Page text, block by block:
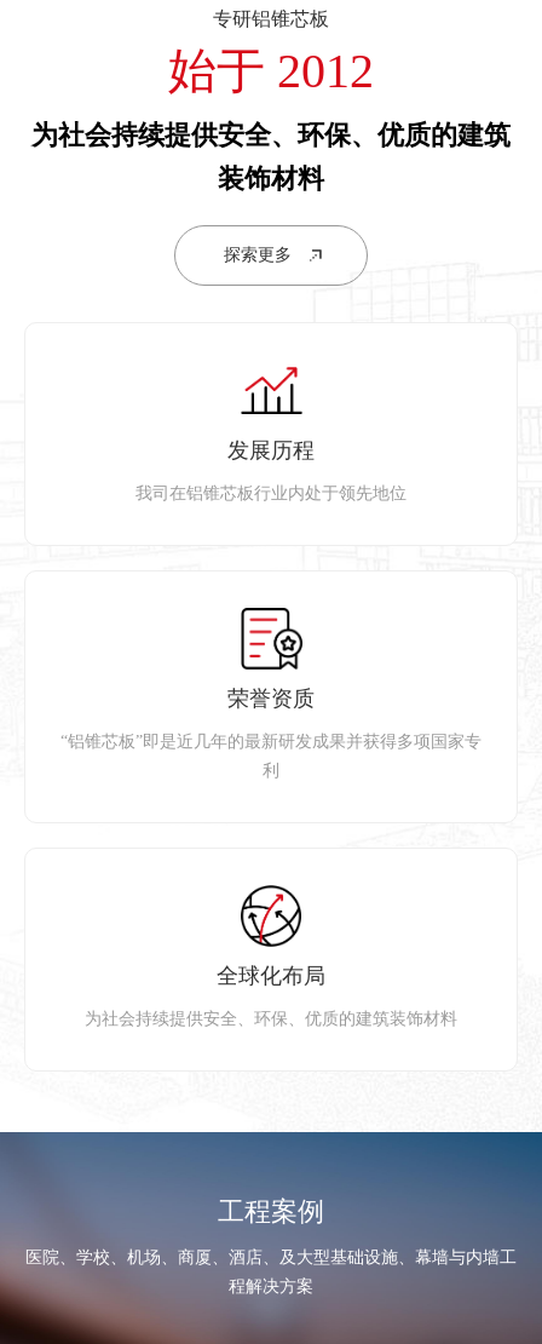
专研铝锥芯板
始于 2012
为社会持续提供安全、环保、优质的建筑
装饰材料
探索更多
发展历程
我司在铝锥芯板行业内处于领先地位
荣誉资质
“铝锥芯板”即是近几年的最新研发成果并获得多项国家专
利
全球化布局
为社会持续提供安全、环保、优质的建筑装饰材料
工程案例
医院、学校、机场、商厦、酒店、及大型基础设施、幕墙与内墙工
程解决方案